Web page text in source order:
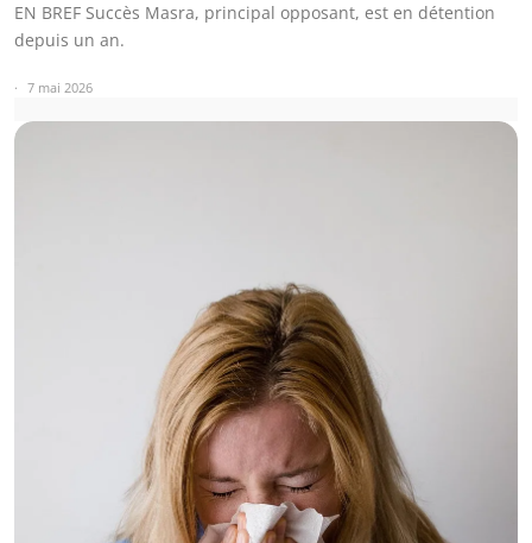
EN BREF Succès Masra, principal opposant, est en détention
depuis un an.
7 mai 2026